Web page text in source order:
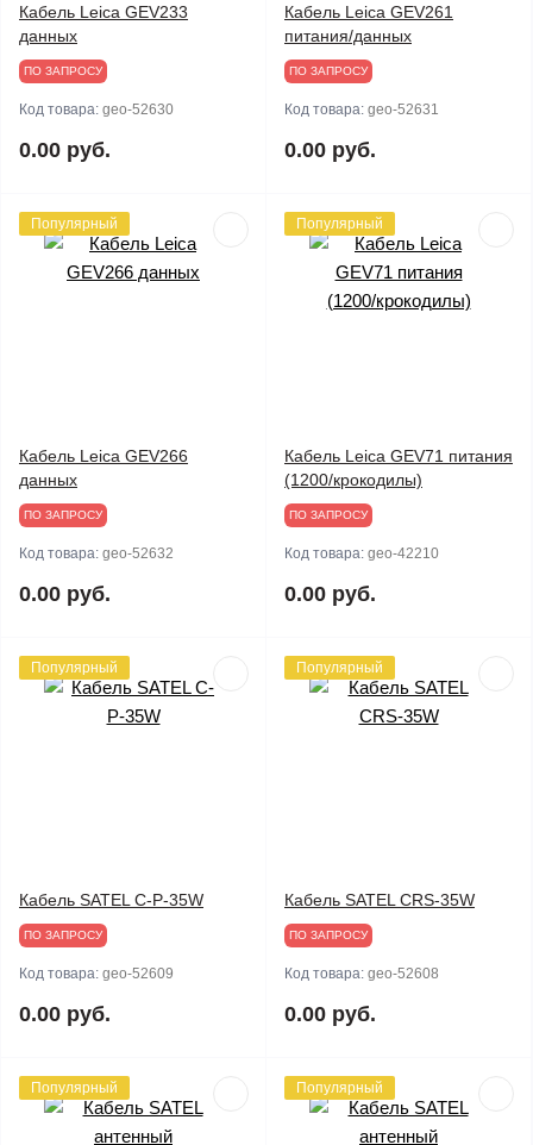
Кабель Leica GEV233
данных
ПО ЗАПРОСУ
Код товара: geo-52630
0.00 руб.
Кабель Leica GEV261
питания/данных
ПО ЗАПРОСУ
Код товара: geo-52631
0.00 руб.
Популярный
Кабель Leica GEV266
данных
ПО ЗАПРОСУ
Код товара: geo-52632
0.00 руб.
Популярный
Кабель Leica GEV71 питания
(1200/крокодилы)
ПО ЗАПРОСУ
Код товара: geo-42210
0.00 руб.
Популярный
Кабель SATEL C-P-35W
ПО ЗАПРОСУ
Код товара: geo-52609
0.00 руб.
Популярный
Кабель SATEL CRS-35W
ПО ЗАПРОСУ
Код товара: geo-52608
0.00 руб.
Популярный Популярный